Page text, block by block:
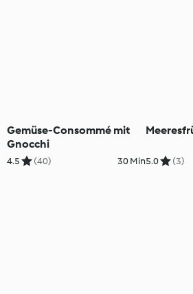
Gemüse-Consommé mit
Gnocchi
4.5 (40) 30 Min5.0 (3)